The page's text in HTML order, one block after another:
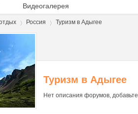
Видеогалерея
›
Россия Туризм в Адыгее
Туризм в Адыгее
Нет описания форумов,